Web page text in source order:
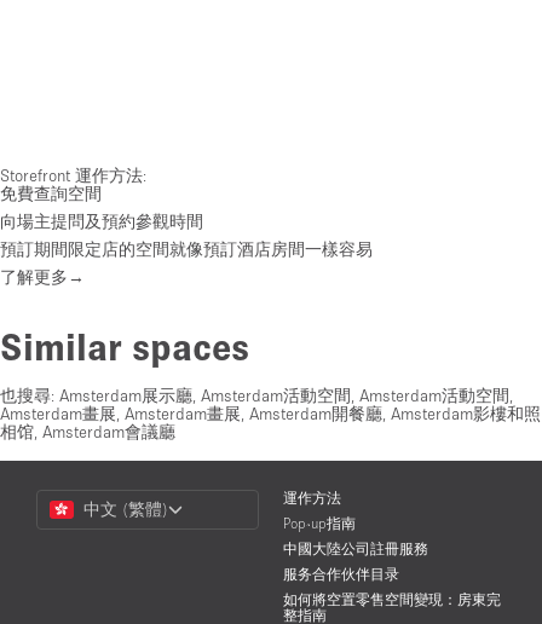
Storefront 運作方法:
免費查詢空間
向場主提問及預約參觀時間
預訂期間限定店的空間就像預訂酒店房間一樣容易
了解更多→
Similar spaces
也搜尋: Amsterdam展示廳 Amsterdam活動空間 Amsterdam活動空間
Amsterdam畫展 Amsterdam畫展 Amsterdam開餐廳 Amsterdam影樓和照
相馆 Amsterdam會議廳
Choose
Language
中文 (繁體)
運作方法
Pop-up指南
中國大陸公司註冊服務
服务合作伙伴目录
如何將空置零售空間變現：房東完
整指南